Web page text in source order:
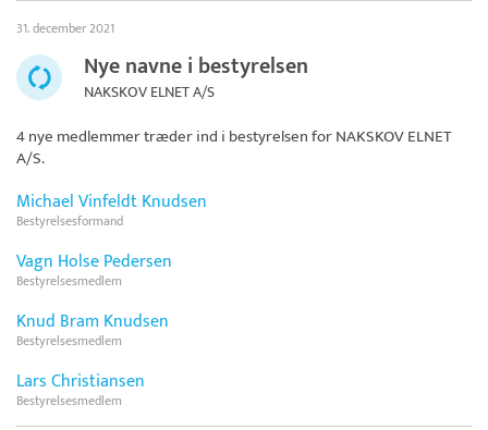
31. december 2021
Nye navne i bestyrelsen
NAKSKOV ELNET A/S
4 nye medlemmer træder ind i bestyrelsen forNAKSKOV ELNET
A/S.
Michael Vinfeldt Knudsen
Bestyrelsesformand
Vagn Holse Pedersen
Bestyrelsesmedlem
Knud Bram Knudsen
Bestyrelsesmedlem
Lars Christiansen
Bestyrelsesmedlem